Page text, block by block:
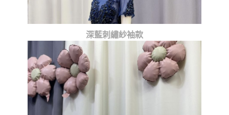
深藍刺繡紗袖款